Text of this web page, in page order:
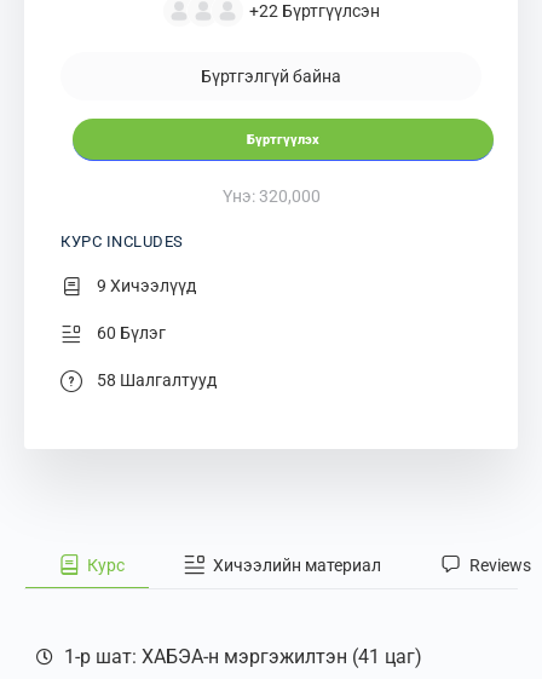
Курс Хичээлийн материал Reviews
1-р шат: ХАБЭА-н мэргэжилтэн (41 цаг)
+22 Бүртгүүлсэн
Бүртгэлгүй байна
Бүртгүүлэх
Үнэ: 320,000
КУРС INCLUDES
9 Хичээлүүд
60 Бүлэг
58 Шалгалтууд